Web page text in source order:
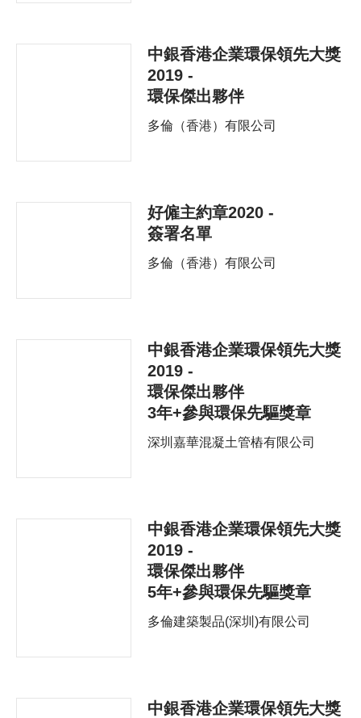
中銀香港企業環保領先大獎
2019 -
環保傑出夥伴
多倫（香港）有限公司
好僱主約章2020 -
簽署名單
多倫（香港）有限公司
中銀香港企業環保領先大獎
2019 -
環保傑出夥伴
3年+參與環保先驅獎章
深圳嘉華混凝土管樁有限公司
中銀香港企業環保領先大獎
2019 -
環保傑出夥伴
5年+參與環保先驅獎章
多倫建築製品(深圳)有限公司
中銀香港企業環保領先大獎